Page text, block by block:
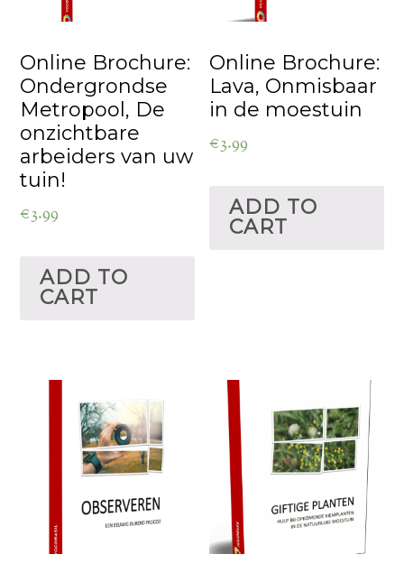
Online Brochure:
Ondergrondse
Metropool, De
onzichtbare
arbeiders van uw
tuin!
€3.99
ADD TO
CART
Online Brochure:
Lava, Onmisbaar
in de moestuin
€3.99
ADD TO
CART